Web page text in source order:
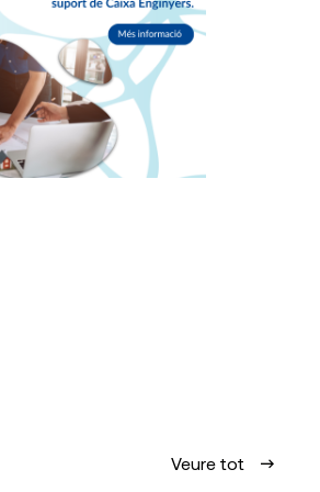
Veure tot